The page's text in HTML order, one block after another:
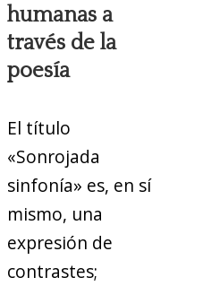
humanas a
través de la
poesía
El título
«Sonrojada
sinfonía» es, en sí
mismo, una
expresión de
contrastes;